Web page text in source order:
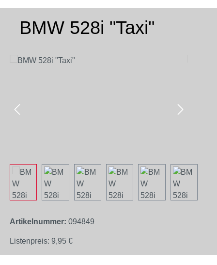
BMW 528i "Taxi"
Bildergalerie überspringen
Artikelnummer: 094849
Listenpreis: 9,95 €